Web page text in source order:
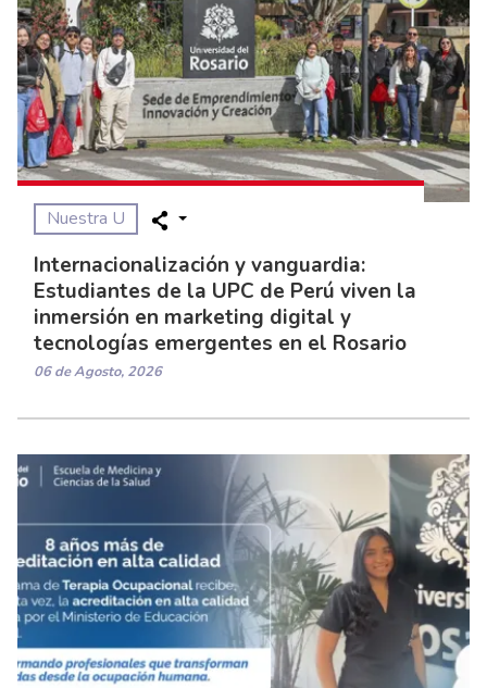
Nuestra U
Internacionalización y vanguardia:
Estudiantes de la UPC de Perú viven la
inmersión en marketing digital y
tecnologías emergentes en el Rosario
06 de Agosto, 2026